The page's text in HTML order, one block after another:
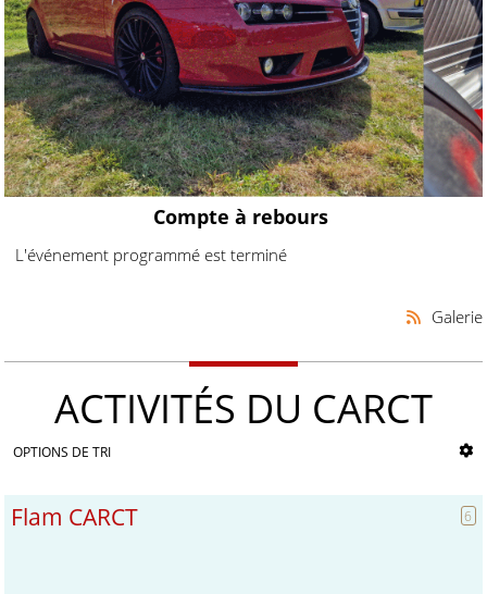
Compte à rebours
L'événement programmé est terminé
Galerie
ACTIVITÉS DU CARCT
OPTIONS DE TRI
Flam CARCT 6